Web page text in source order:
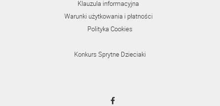
Klauzula informacyjna
Warunki użytkowania i płatności
Polityka Cookies
Konkurs Sprytne Dzieciaki